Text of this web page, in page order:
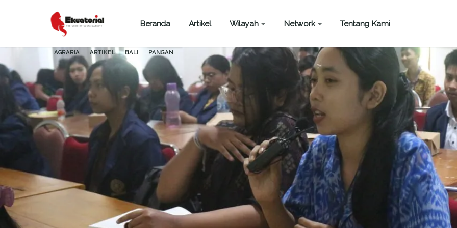
Beranda Artikel Wilayah Network Tentang Kami
AGRARIA ARTIKEL BALI PANGAN